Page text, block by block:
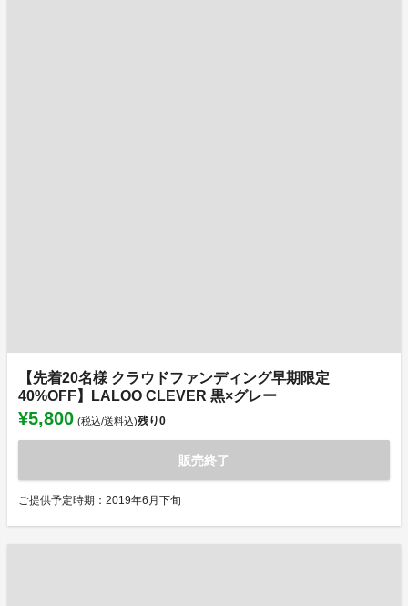
【先着20名様 クラウドファンディング早期限定
40%OFF】LALOO CLEVER 黒×グレー
¥5,800 (税込/送料込)残り0
販売終了
ご提供予定時期：2019年6月下旬